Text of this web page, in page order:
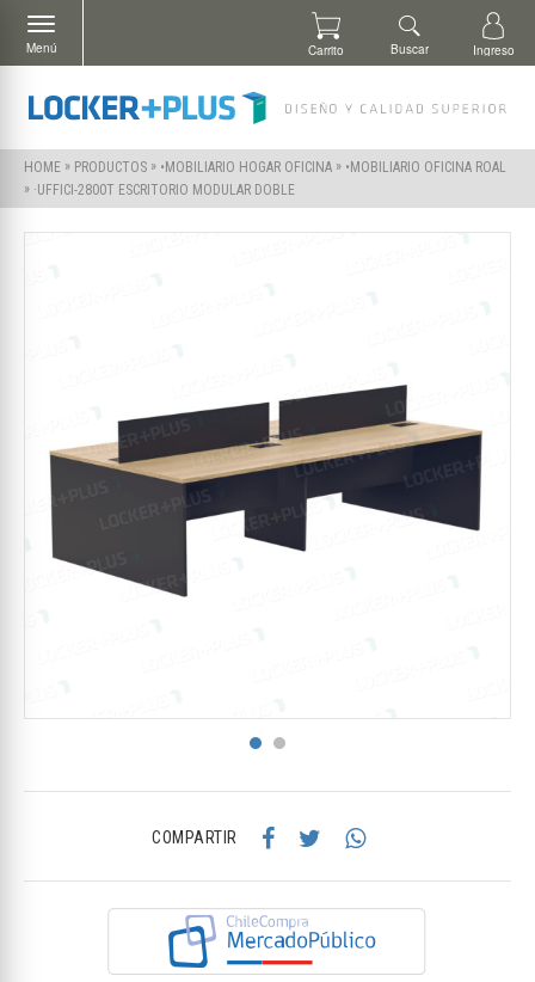
HOME » PRODUCTOS » •MOBILIARIO HOGAR OFICINA » •MOBILIARIO OFICINA ROAL
» ·UFFICI-2800T ESCRITORIO MODULAR DOBLE
COMPARTIR
Menú Carrito Buscar Ingreso